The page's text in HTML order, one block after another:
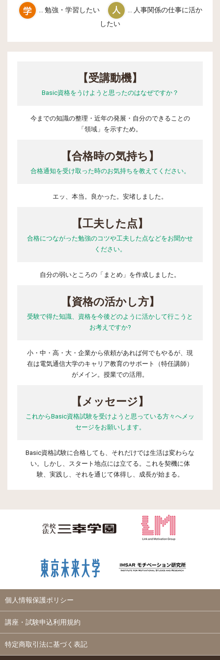
… 勉強・学習したい
… 人事関係の仕事に活か
したい
【受講動機】
Basic資格をうけようと思ったのはなぜですか？
今までの知識の整理・近年の発展・自分のできることの
「領域」を示すため。
【合格時の気持ち】
合格通知を受け取った時のお気持ちを教えてください。
エッ、本当。良かった。安堵しました。
【工夫した点】
合格につながった勉強のコツや工夫した点などをお聞かせ
ください。
自分の弱いところの「まとめ」を作成しました。
【資格の活かし方】
受験で得た知識、資格を今後どのように活かして行こうと
お考えですか?
小・中・高・大・企業から依頼があれば何でもやるが、現
在は電気通信大学のキャリア教育のサポート（特任講師）
がメイン。授業での活用。
【メッセージ】
これからBasic資格試験を受けようと思っている方々へメッ
セージをお願いします。
Basic資格試験に合格しても、それだけでは生活は変わらな
い。しかし、スタート地点には立てる。これを契機に体
験、実践し、それを通じて体得し、成長が始まる。
個人情報保護ポリシー
講座・試験申込利用規約
特定商取引法に基づく表記